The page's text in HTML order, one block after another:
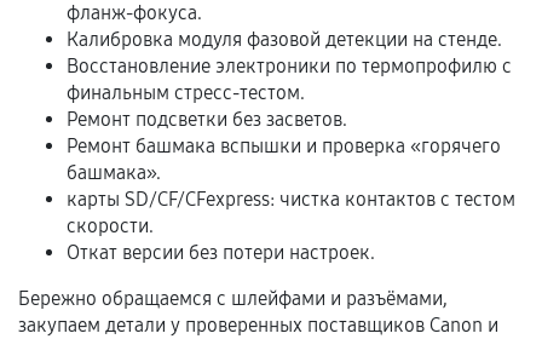
В некоторых случаях возможно оформление
расширенной гарантии. Стоимость, сроки и
условия продления согласовываются отдельно и
фиксируются в документах.
Когда гарантия не действует
Нарушение правил эксплуатации,
механические повреждения, попадание влаги,
перегрев, коррозия.
фланж-фокуса.
Калибровка модуля фазовой детекции на стенде.
Восстановление электроники по термопрофилю с
финальным стресс-тестом.
Ремонт подсветки без засветов.
Ремонт башмака вспышки и проверка «горячего
башмака».
карты SD/CF/CFexpress: чистка контактов с тестом
скорости.
Откат версии без потери настроек.
Бережно обращаемся с шлейфами и разъёмами,
закупаем детали у проверенных поставщиков Canon и